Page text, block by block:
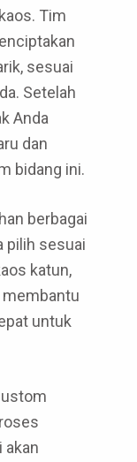
Tim
sesuai
Setelah
Anda
dan
bidang ini.
berbagai
pilih sesuai
katun,
membantu
untuk
akan